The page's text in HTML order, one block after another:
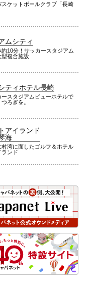
ケットボールクラブ「長崎
ムシティ
10分！サッカースタジアム
型複合施設
ティホテル長崎
ースタジアムビューホテルで
ろぎを。
アイランド
海
湾に面したゴルフ＆ホテル
ランド